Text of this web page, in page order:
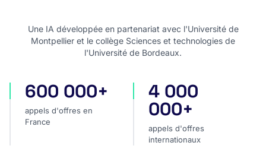
Une IA développée en partenariat avec l'Université de
Montpellier et le collège Sciences et technologies de
l'Université de Bordeaux.
appels d'offres en France
600 000+
appels d'offres en
France
appels d'offres
4 000
000+
appels d'offres
internationaux